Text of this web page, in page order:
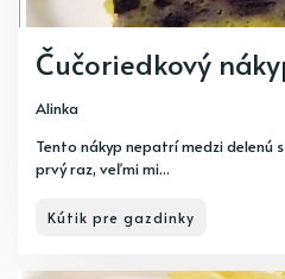
Čučoriedkový
Alinka
Tento nákyp nepatrí medzi delenú
prvý raz, veľmi mi...
Kútik pre gazdinky